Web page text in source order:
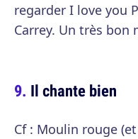
regarder I love you
Carrey. Un très bon
Il chante bien
Cf : Moulin rouge